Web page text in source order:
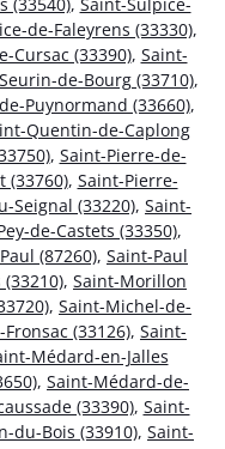
de-Faleyrens (33330),
Cursac (33390), Saint-
de-Bourg (33710),
Puynormand (33660),
Quentin-de-Caplong
, Saint-Pierre-de-
(33760), Saint-Pierre-
Seignal (33220), Saint-
de-Castets (33350),
(87260), Saint-Paul
, Saint-Morillon
, Saint-Michel-de-
(33126), Saint-
Médard-en-Jalles
, Saint-Médard-de-
(33390), Saint-
du-Bois (33910), Saint-